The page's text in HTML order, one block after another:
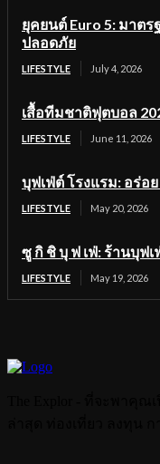
ยุคยนต์ Euro 5: มาต
ปลอดภัย
LIFESTYLE July 4, 2026
เสื้อทีมชาติฟุตบอล
LIFESTYLE June 11, 2026
บุฟเฟ่ต์ โรงแรม: อร่อ
LIFESTYLE May 20, 2026
ซู กิ ชิ บุ ฟ เฟ่: ร้านบุ
LIFESTYLE May 19, 2026